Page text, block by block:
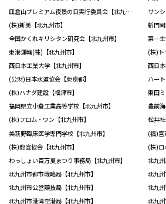
皿倉山プレミアム夜景の日実行委員会【北九州市】 サン
(株)新美【北九州市】 新門司
全国かくれキリシタン研究会【北九州市】 第一
東港運輸(株)【北九州市】 (株)ト
西日本工業大学【北九州市】
(公財)日本水道協会【東京都】 ハー
(株)ハナダ建設【福津市】 東田
福岡県立小倉工業高等学校【北九州市】
(株)フロム・ワン【北九州市】 松井
美萩野臨床医学専門学校【北九州市】 (福)宮
(株)郵宣協会【北九州市】 (株)ロ
わっしょい百万夏まつり事務局【北九州市】
北九州市都市戦略局【北九州市】 北九
北九州市公営競技局【北九州市】 北九
北九州市港湾空港局【北九州市】 北九